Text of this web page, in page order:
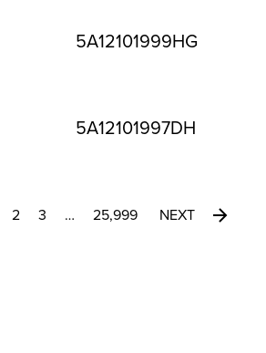
5A12101999HG
5A12101997DH
2 3 … 25,999 NEXT